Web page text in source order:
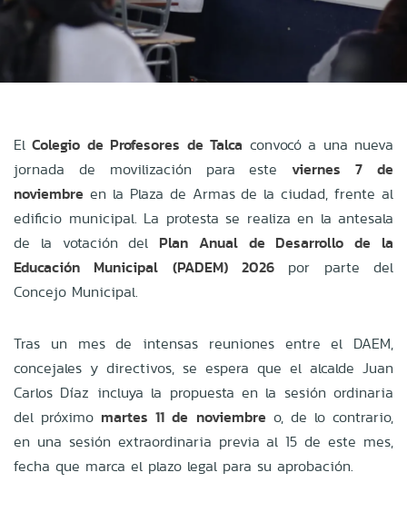
ElColegio de Profesores de Talca convocó a una nueva
jornada de movilización para esteviernes 7 de
noviembre en la Plaza de Armas de la ciudad, frente al
edificio municipal. La protesta se realiza en la antesala
de la votación del Plan Anual de Desarrollo de la
Educación Municipal (PADEM) 2026 por parte del
Concejo Municipal.
Tras un mes de intensas reuniones entre el DAEM,
concejales y directivos, se espera que el alcalde Juan
Carlos Díaz incluya la propuesta en la sesión ordinaria
del próximo martes 11 de noviembre o, de lo contrario,
en una sesión extraordinaria previa al 15 de este mes,
fecha que marca el plazo legal para su aprobación.